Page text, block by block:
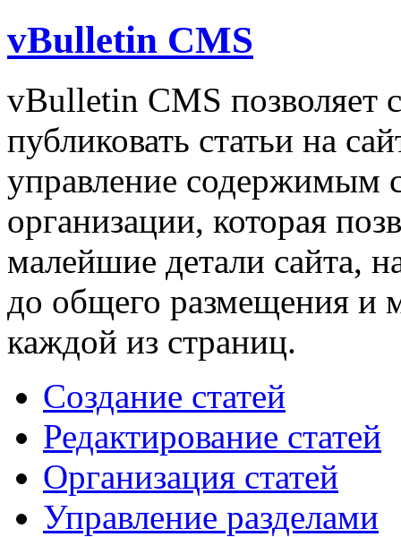
vBulletin CMS
vBulletin CMS позволяет
публиковать статьи на
управление содержимым
организации, которая
малейшие детали сайта,
до общего размещения и
каждой из страниц.
Создание статей
Редактирование статей
Организация статей
Управление разделами